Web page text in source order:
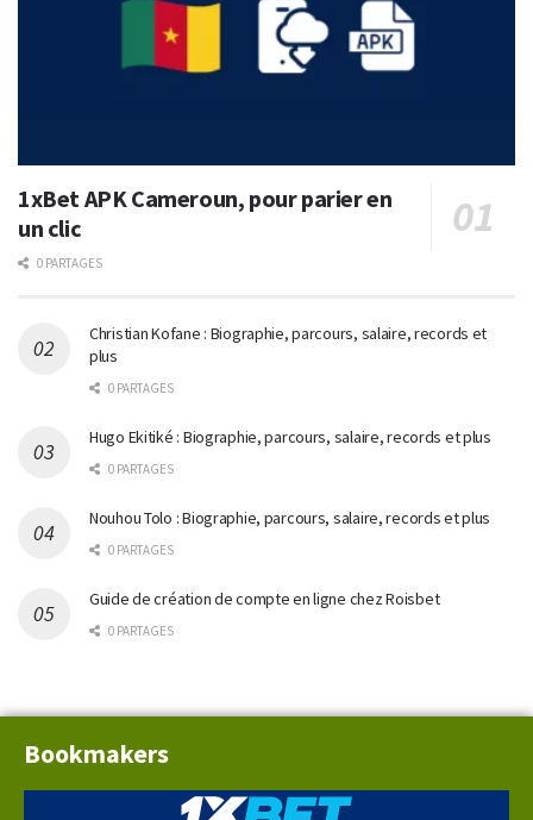
1xBet APK Cameroun, pour parier en
un clic
0 PARTAGES
Christian Kofane : Biographie, parcours, salaire, records et
plus
0 PARTAGES
Hugo Ekitiké : Biographie, parcours, salaire, records et plus
0 PARTAGES
Nouhou Tolo : Biographie, parcours, salaire, records et plus
0 PARTAGES
Guide de création de compte en ligne chez Roisbet
0 PARTAGES
Bookmakers